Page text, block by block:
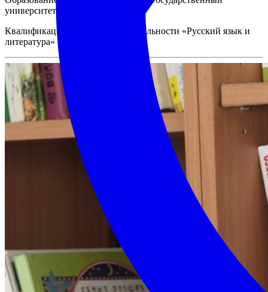
университет им. Г.Р.Державина
Квалификация: учитель по специальности «Русский язык и
литература»